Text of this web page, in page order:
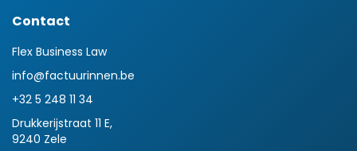
Contact
Flex Business Law
info@factuurinnen.be
+32 5 248 11 34
Drukkerijstraat 11 E,
9240 Zele